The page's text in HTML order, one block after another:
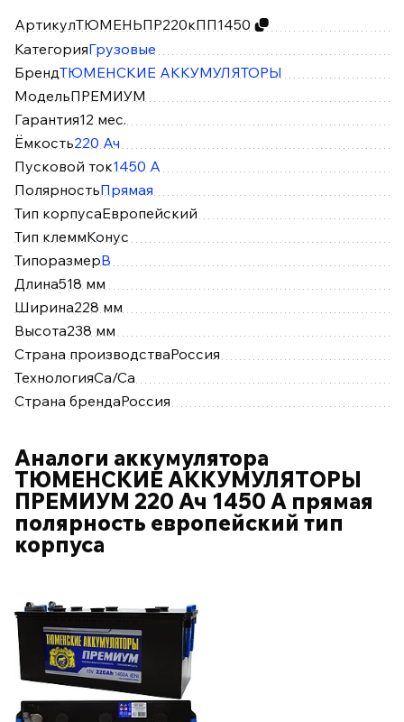
АртикулТЮМЕНЬПР220кПП1450
КатегорияГрузовые
БрендТЮМЕНСКИЕ АККУМУЛЯТОРЫ
МодельПРЕМИУМ
Гарантия12 мес.
Ёмкость220 Ач
Пусковой ток1450 А
ПолярностьПрямая
Тип корпусаЕвропейский
Тип клеммКонус
ТипоразмерB
Длина518 мм
Ширина228 мм
Высота238 мм
Страна производстваРоссия
ТехнологияCa/Ca
Страна брендаРоссия
Аналоги аккумулятора
ТЮМЕНСКИЕ АККУМУЛЯТОРЫ
ПРЕМИУМ 220 Ач 1450 А прямая
полярность европейский тип
корпуса